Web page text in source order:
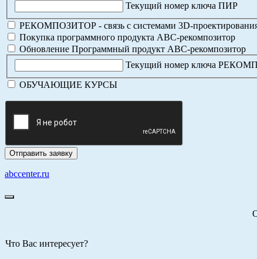
Текущий номер ключа ПИР
РЕКОМПОЗИТОР - связь с системами 3D-
Покупка программного продукта АВС-рекомпозитор
Обновление Программный продукт АВС-рекомпозитор
Текущий номер ключа
ОБУЧАЮЩИЕ КУРСЫ
abccenter.ru
Что Вас интересует?